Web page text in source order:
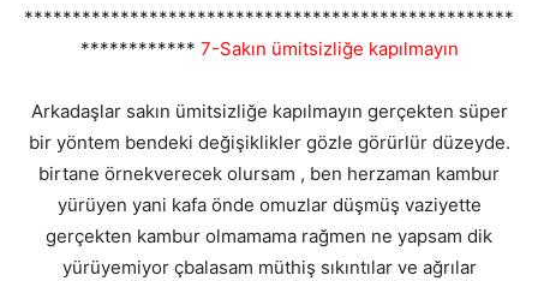
***************************************************
************ 7-Sakın ümitsizliğe kapılmayın
Arkadaşlar sakın ümitsizliğe kapılmayın gerçekten süper
bir yöntem bendeki değişiklikler gözle görürlür düzeyde.
birtane örnekverecek olursam , ben herzaman kambur
yürüyen yani kafa önde omuzlar düşmüş vaziyette
gerçekten kambur olmamama rağmen ne yapsam dik
yürüyemiyor çbalasam müthiş sıkıntılar ve ağrılar